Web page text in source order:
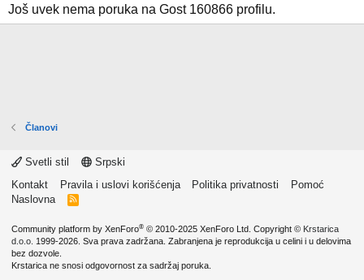
Još uvek nema poruka na Gost 160866 profilu.
Članovi
Svetli stil
Srpski
Kontakt
Pravila i uslovi korišćenja Politika privatnosti
Pomoć
Naslovna
R
Community platform by XenForo® © 2010-2025 XenForo Ltd. Copyright © Krstarica
d.o.o. 1999-2026. Sva prava zadržana. Zabranjena je reprodukcija u celini i u delovima
bez dozvole.
Krstarica ne snosi odgovornost za sadržaj poruka.